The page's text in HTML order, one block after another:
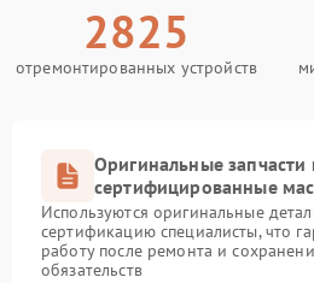
2825
отремонтированных устройств
Оригинальные запчасти
сертифицированные
Используются оригинальные
сертификацию специалисты, что
работу после ремонта и
обязательств